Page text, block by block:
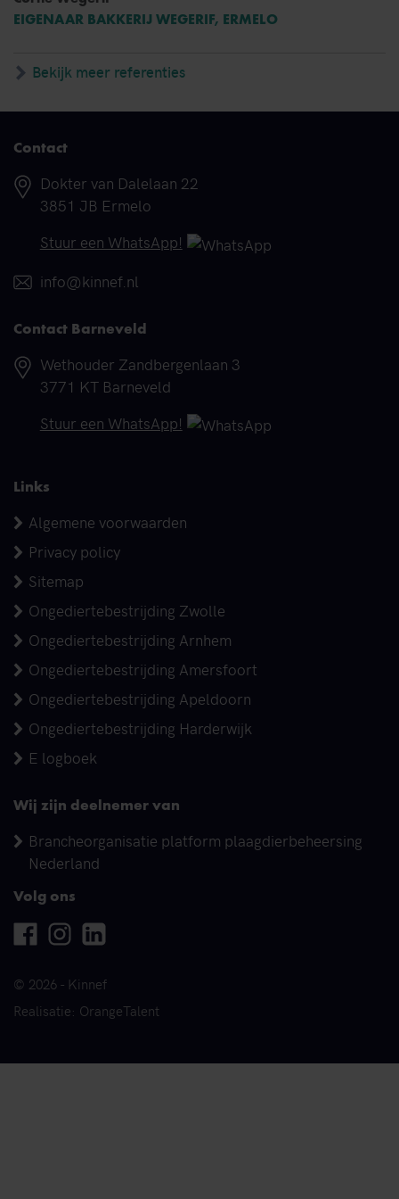
EIGENAAR BAKKERIJ WEGERIF, ERMELO
Bekijk meer referenties
Contact
Adres
Dokter van Dalelaan 22
3851 JB Ermelo
Telefoonnummer
Stuur een WhatsApp!
E-mail
info@kinnef.nl
Contact Barneveld
Adres
Wethouder Zandbergenlaan 3
3771 KT Barneveld
Telefoonnummer
Stuur een WhatsApp!
Links
Algemene voorwaarden
Privacy policy
Sitemap
Ongediertebestrijding Zwolle
Ongediertebestrijding Arnhem
Ongediertebestrijding Amersfoort
Ongediertebestrijding Apeldoorn
Ongediertebestrijding Harderwijk
E logboek
Wij zijn deelnemer van
Brancheorganisatie platform plaagdierbeheersing
Nederland
Volg ons
Facebook
InstagramLinkedin
© 2026 - Kinnef
Realisatie: OrangeTalent